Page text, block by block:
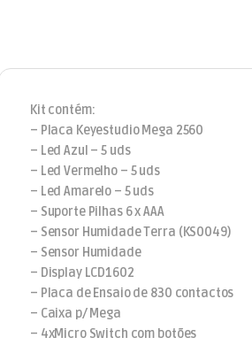
Kit contém:
– Placa Keyestudio Mega 2560
– Led Azul – 5 uds
– Led Vermelho – 5 uds
– Led Amarelo – 5 uds
– Suporte Pilhas 6 x AAA
– Sensor Humidade Terra (KS0049)
– Sensor Humidade
– Display LCD1602
– Placa de Ensaio de 830 contactos
– Caixa p/ Mega
– 4xMicro Switch com botões